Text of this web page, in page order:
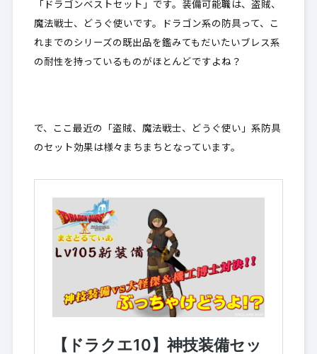
「ドラゴンベストセット」です。装備可能職は、盗賊、
魔法戦士、どうぐ使いです。ドラゴン系の防具って、こ
れまでのシリーズの既出品を鑑みてもだいたいブレス系
の耐性を持っているものがほとんどですよね？
で、ここ最近の「盗賊、魔法戦士、どうぐ使い」系防具
のセット効果は様々まちまちとなっています。